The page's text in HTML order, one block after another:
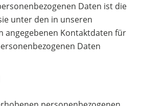
Daten ist die
unter den in unseren
angegebenen Kontaktdaten für
Daten